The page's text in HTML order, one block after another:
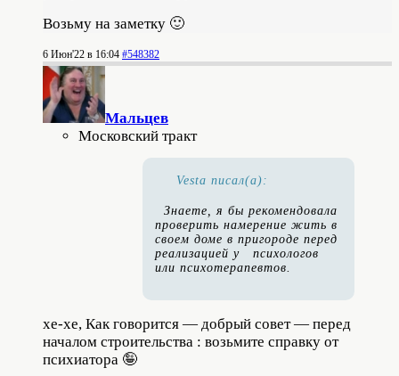
Возьму на заметку 🙂
6 Июн'22 в 16:04 #548382
Мальцев
Московский тракт
Vesta писал(а):
Знаете, я бы рекомендовала
проверить намерение жить в
своем доме в пригороде перед
реализацией у психологов
или психотерапевтов.
хе-хе, Как говорится — добрый совет — перед
началом строительства : возьмите справку от
психиатора 🤪